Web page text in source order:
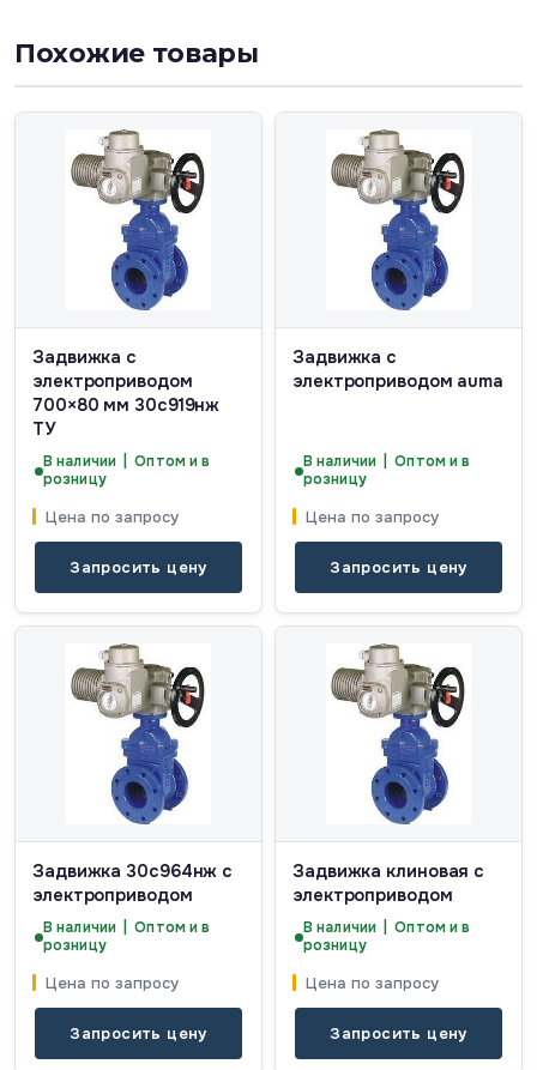
Похожие товары
Задвижка с
электроприводом
700×80 мм 30с919нж
ТУ
В наличии | Оптом и в
розницу
Цена по запросу
Запросить цену
Задвижка с
электроприводом auma
В наличии | Оптом и в
розницу
Цена по запросу
Запросить цену
Задвижка 30с964нж с
электроприводом
В наличии | Оптом и в
розницу
Цена по запросу
Запросить цену
Задвижка клиновая с
электроприводом
В наличии | Оптом и в
розницу
Цена по запросу
Запросить цену